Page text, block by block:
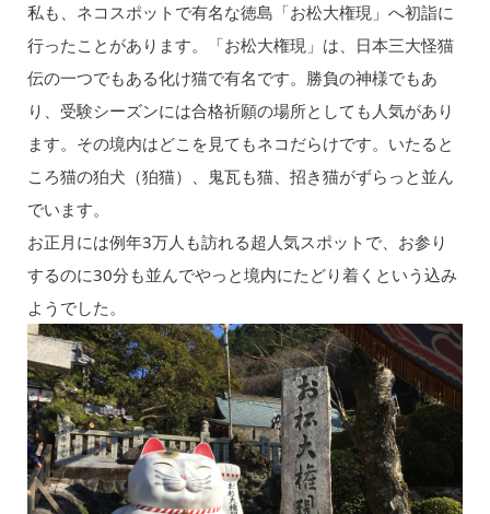
私も、ネコスポットで有名な徳島「お松大権現」へ初詣に
行ったことがあります。「お松大権現」は、日本三大怪猫
伝の一つでもある化け猫で有名です。勝負の神様でもあ
り、受験シーズンには合格祈願の場所としても人気があり
ます。その境内はどこを見てもネコだらけです。いたると
ころ猫の狛犬（狛猫）、鬼瓦も猫、招き猫がずらっと並ん
でいます。
お正月には例年3万人も訪れる超人気スポットで、お参り
するのに30分も並んでやっと境内にたどり着くという込み
ようでした。